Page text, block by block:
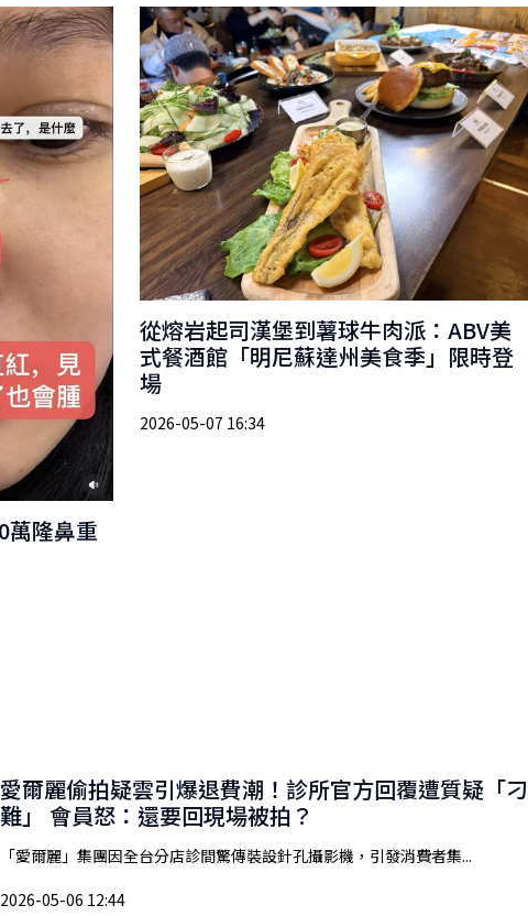
萬隆鼻重
從熔岩起司漢堡到薯球牛肉派：ABV美
式餐酒館「明尼蘇達州美食季」限時登
場
2026-05-07 16:34
愛爾麗偷拍疑雲引爆退費潮！診所官方回覆遭質疑「刁
難」 會員怒：還要回現場被拍？
「愛爾麗」集團因全台分店診間驚傳裝設針孔攝影機，引發消費者集...
2026-05-06 12:44